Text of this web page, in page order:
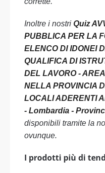
Inoltre i nostri Quiz
PUBBLICA PER LA
ELENCO DI IDONEI
QUALIFICA DI
DEL LAVORO -
NELLA PROVINCIA
LOCALI ADERENTI
- Lombardia -
disponibili tramite la
ovunque.
I prodotti più di